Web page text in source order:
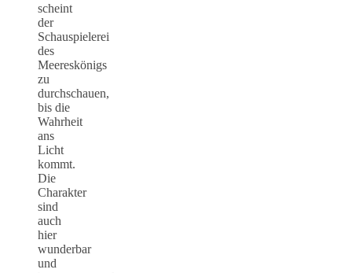
scheint
der
Schauspielerei
des
Meereskönigs
zu
durchschauen,
bis die
Wahrheit
ans
Licht
kommt.
Die
Charakter
sind
auch
hier
wunderbar
und